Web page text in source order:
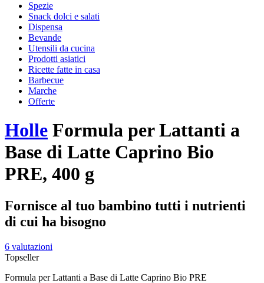
Spezie
Snack dolci e salati
Dispensa
Bevande
Utensili da cucina
Prodotti asiatici
Ricette fatte in casa
Barbecue
Marche
Offerte
Holle Formula per Lattanti a
Base di Latte Caprino Bio
PRE, 400 g
Fornisce al tuo bambino tutti i nutrienti
di cui ha bisogno
6 valutazioni
Topseller
Formula per Lattanti a Base di Latte Caprino Bio PRE